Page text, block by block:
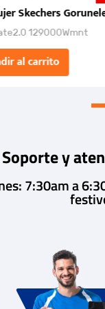
Skechers
129000Wmnt
al carrito
Soporte y
7:30am a